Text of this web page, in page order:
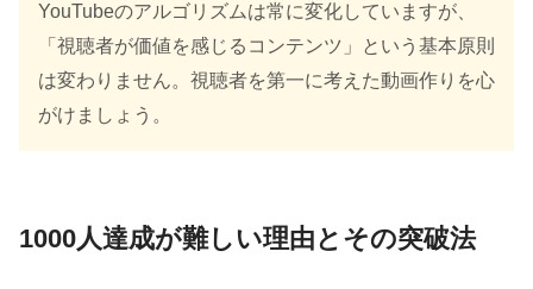
YouTubeのアルゴリズムは常に変化していますが、
「視聴者が価値を感じるコンテンツ」という基本原則
は変わりません。視聴者を第一に考えた動画作りを心
がけましょう。
1000人達成が難しい理由とその突破法